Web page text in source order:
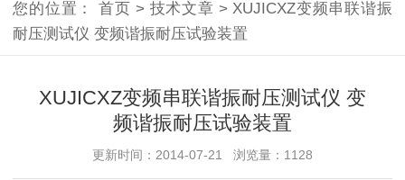
您的位置：首页 > 技术文章 > XUJICXZ变频串联谐振
耐压测试仪 变频谐振耐压试验装置
XUJICXZ变频串联谐振耐压测试仪 变
频谐振耐压试验装置
更新时间：2014-07-21 浏览量：1128